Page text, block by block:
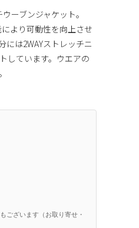
ーブンジャケット。
より可動性を向上させ
は2WAYストレッチニ
しています。ウエアの
ございます（お取り寄せ・